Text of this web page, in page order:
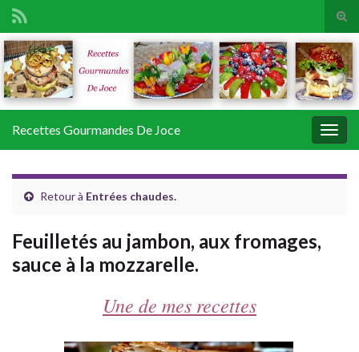
Search for:
Recettes Gourmandes De Joce
Retour à Entrées chaudes.
Feuilletés au jambon, aux fromages,
sauce à la mozzarelle.
Une de mes recettes